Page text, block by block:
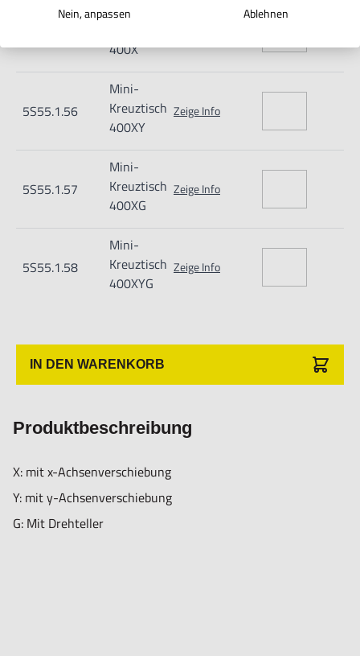
Mini-
400X
5S55.1.56
Mini-
Kreuztisch
400XY
Zeige Info
5S55.1.57
Mini-
Kreuztisch
400XG
Zeige Info
5S55.1.58
Mini-
Kreuztisch
400XYG
Zeige Info
IN DEN WARENKORB
Produktbeschreibung
X: mit x-Achsenverschiebung
Y: mit y-Achsenverschiebung
G: Mit Drehteller
Nein, anpassen
Ablehnen